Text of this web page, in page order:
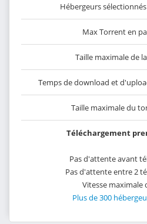
Hébergeurs
Max Torrent en
Taille maximale de
Temps de download et
Taille maximale du
Téléchargement
Pas d'attente avant
Pas d'attente entre 2
Vitesse maximale
Plus de 300